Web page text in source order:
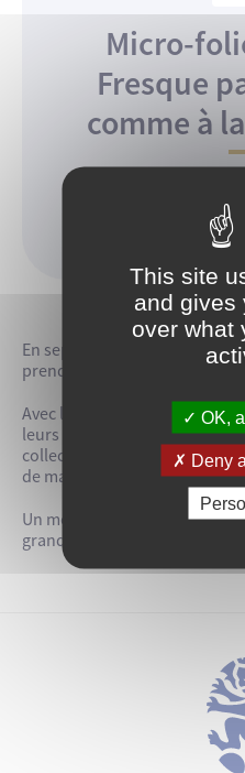
Micro-
Fresque
comme à
En continu (à partir de
En septembre, la Micro-Folie
prendre part à une œuvre
Avec la technique de la
leurs doigts, les participants
collective en intégrant des
de mains et des symboles
Un moment ludique, amusant
grands.
This site
and gives
over what
OK,
Deny